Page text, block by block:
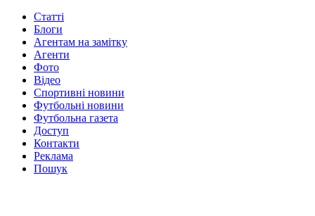
Статті
Блоги
Агентам на замітку
Агенти
Фото
Відео
Спортивні новини
Футбольні новини
Футбольна газета
Доступ
Контакти
Реклама
Пошук